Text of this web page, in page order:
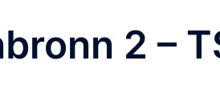
2 –